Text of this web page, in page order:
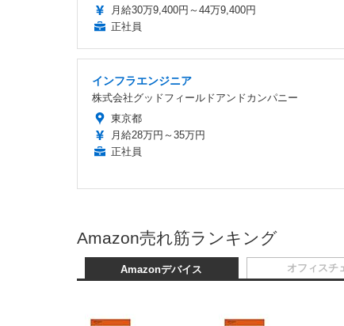
月給30万9,400円～44万9,400円
正社員
インフラエンジニア
株式会社グッドフィールドアンドカンパニー
東京都
月給28万円～35万円
正社員
Amazon売れ筋ランキング
Amazonデバイス オフィスチ